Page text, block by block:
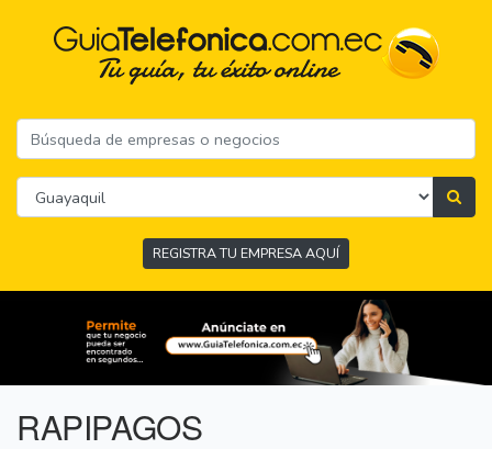
REGISTRA TU EMPRESA AQUÍ
RAPIPAGOS